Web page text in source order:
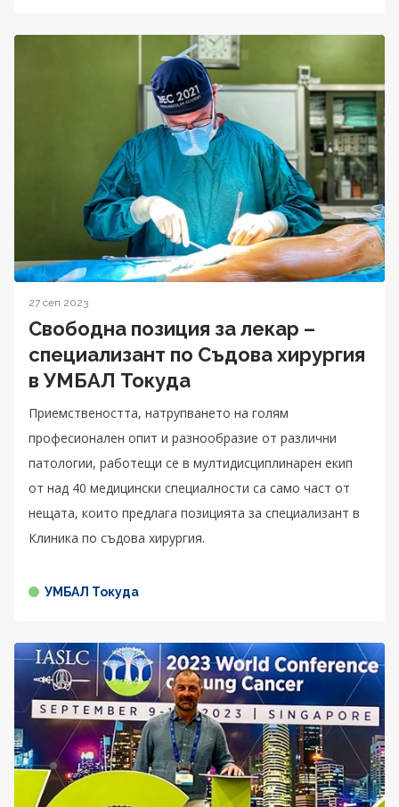
27 сеп 2023
Свободна позиция за лекар –
специализант по Съдова хирургия
в УМБАЛ Токуда
Приемствеността, натрупването на голям
професионален опит и разнообразие от различни
патологии, работещи се в мултидисциплинарен екип
от над 40 медицински специалности са само част от
нещата, които предлага позицията за специализант в
Клиника по съдова хирургия.
УМБАЛ Токуда